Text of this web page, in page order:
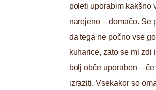
poleti uporabim kakšno
narejeno – domačo. Se
da tega ne počno vse
kuharice, zato se mi zdi
bolj obče uporaben –
izraziti. Vsekakor so